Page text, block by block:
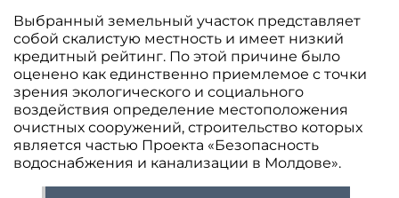
Выбранный земельный участок представляет
собой скалистую местность и имеет низкий
кредитный рейтинг. По этой причине было
оценено как единственно приемлемое с точки
зрения экологического и социального
воздействия определение местоположения
очистных сооружений, строительство которых
является частью Проекта «Безопасность
водоснабжения и канализации в Молдове».